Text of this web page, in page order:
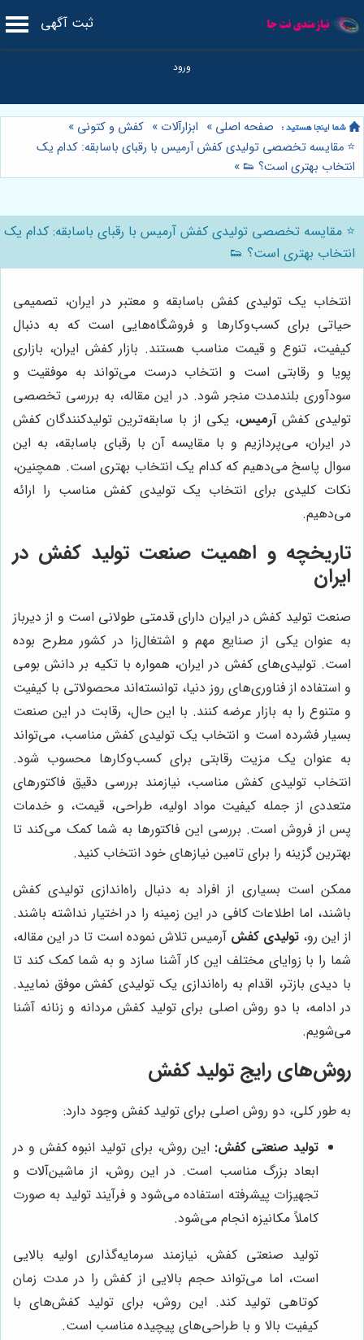
ثبت آگهی
صفحه اصلی » ابزارآلات » کفش و کتونی »
⭐️ مقایسه تخصصی تولیدی کفش آرمیس با رقبای باسابقه: کدام یک
انتخاب بهتری است؟ 👟 »
⭐️ مقایسه تخصصی تولیدی کفش آرمیس با رقبای باسابقه: کدام یک
انتخاب بهتری است؟ 👟
انتخاب یک تولیدی کفش باسابقه و معتبر در ایران، تصمیمی
حیاتی برای کسب‌وکارها و فروشگاه‌هایی است که به دنبال
کیفیت، تنوع و قیمت مناسب هستند. بازار کفش ایران، بازاری
پویا و رقابتی است و انتخاب درست می‌تواند به موفقیت و
سودآوری بلندمدت منجر شود. در این مقاله، به بررسی تخصصی
تولیدی کفشآرمیس، یکی از با سابقه‌ترین تولیدکنندگان کفش
در ایران، می‌پردازیم و با مقایسه آن با رقبای باسابقه، به این
سوال پاسخ می‌دهیم که کدام یک انتخاب بهتری است. همچنین،
نکات کلیدی برای انتخاب یک تولیدی کفش مناسب را ارائه
می‌دهیم.
تاریخچه و اهمیت صنعت تولید کفش در
ایران
صنعت تولید کفش در ایران دارای قدمتی طولانی است و از دیرباز
به عنوان یکی از صنایع مهم و اشتغال‌زا در کشور مطرح بوده
است. تولیدی‌های کفش در ایران، همواره با تکیه بر دانش بومی
و استفاده از فناوری‌های روز دنیا، توانسته‌اند محصولاتی با کیفیت
و متنوع را به بازار عرضه کنند. با این حال، رقابت در این صنعت
بسیار فشرده است و انتخاب یک تولیدی کفش مناسب، می‌تواند
به عنوان یک مزیت رقابتی برای کسب‌وکارها محسوب شود.
انتخاب تولیدی کفش مناسب، نیازمند بررسی دقیق فاکتورهای
متعددی از جمله کیفیت مواد اولیه، طراحی، قیمت، و خدمات
پس از فروش است. بررسی این فاکتورها به شما کمک می‌کند تا
بهترین گزینه را برای تامین نیازهای خود انتخاب کنید.
ممکن است بسیاری از افراد به دنبال راه‌اندازی تولیدی کفش
باشند، اما اطلاعات کافی در این زمینه را در اختیار نداشته باشند.
از این رو، تولیدی کفش آرمیس تلاش نموده است تا در این مقاله،
شما را با زوایای مختلف این کار آشنا سازد و به شما کمک کند تا
با دیدی بازتر، اقدام به راه‌اندازی یک تولیدی کفش موفق نمایید.
در ادامه، با دو روش اصلی برای تولید کفش مردانه و زنانه آشنا
می‌شویم.
روش‌های رایج تولید کفش
به طور کلی، دو روش اصلی برای تولید کفش وجود دارد:
تولید صنعتی کفش: این روش، برای تولید انبوه کفش و در
ابعاد بزرگ مناسب است. در این روش، از ماشین‌آلات و
تجهیزات پیشرفته استفاده می‌شود و فرآیند تولید به صورت
کاملاً مکانیزه انجام می‌شود.
تولید صنعتی کفش، نیازمند سرمایه‌گذاری اولیه بالایی
است، اما می‌تواند حجم بالایی از کفش را در مدت زمان
کوتاهی تولید کند. این روش، برای تولید کفش‌های با
کیفیت بالا و با طراحی‌های پیچیده مناسب است.